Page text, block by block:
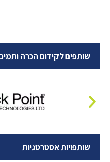
שותפים לקידום הכרה
שותפויות אסטרטגיות